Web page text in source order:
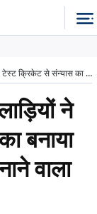
मन, 7 हजार से ज्यादा रन बनाने वाला शामिल
ने
बनाया
वाला